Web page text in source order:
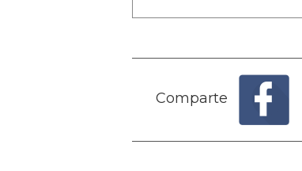
Comparte